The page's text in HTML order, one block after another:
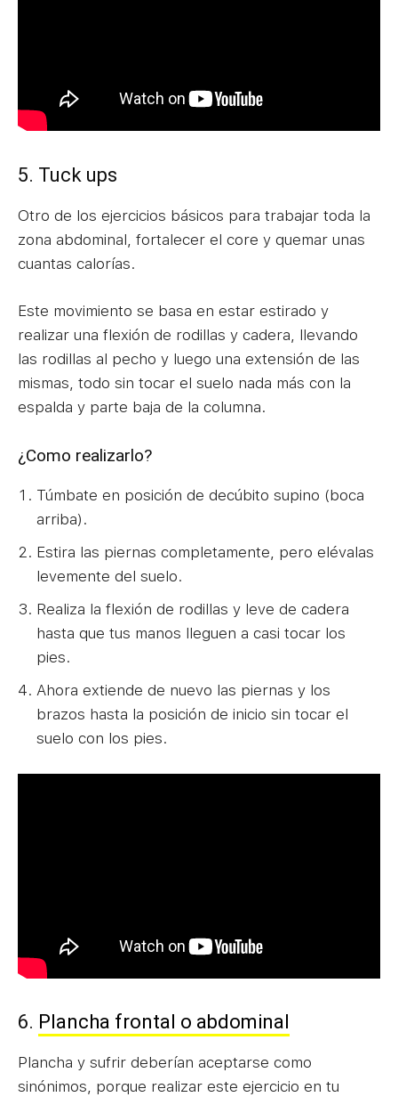
5. Tuck ups
Otro de los ejercicios básicos para trabajar toda la
zona abdominal, fortalecer el core y quemar unas
cuantas calorías.
Este movimiento se basa en estar estirado y
realizar una flexión de rodillas y cadera, llevando
las rodillas al pecho y luego una extensión de las
mismas, todo sin tocar el suelo nada más con la
espalda y parte baja de la columna.
¿Como realizarlo?
Túmbate en posición de decúbito supino (boca
arriba).
Estira las piernas completamente, pero elévalas
levemente del suelo.
Realiza la flexión de rodillas y leve de cadera
hasta que tus manos lleguen a casi tocar los
pies.
Ahora extiende de nuevo las piernas y los
brazos hasta la posición de inicio sin tocar el
suelo con los pies.
6. Plancha frontal o abdominal
Plancha y sufrir deberían aceptarse como
sinónimos, porque realizar este ejercicio en tu